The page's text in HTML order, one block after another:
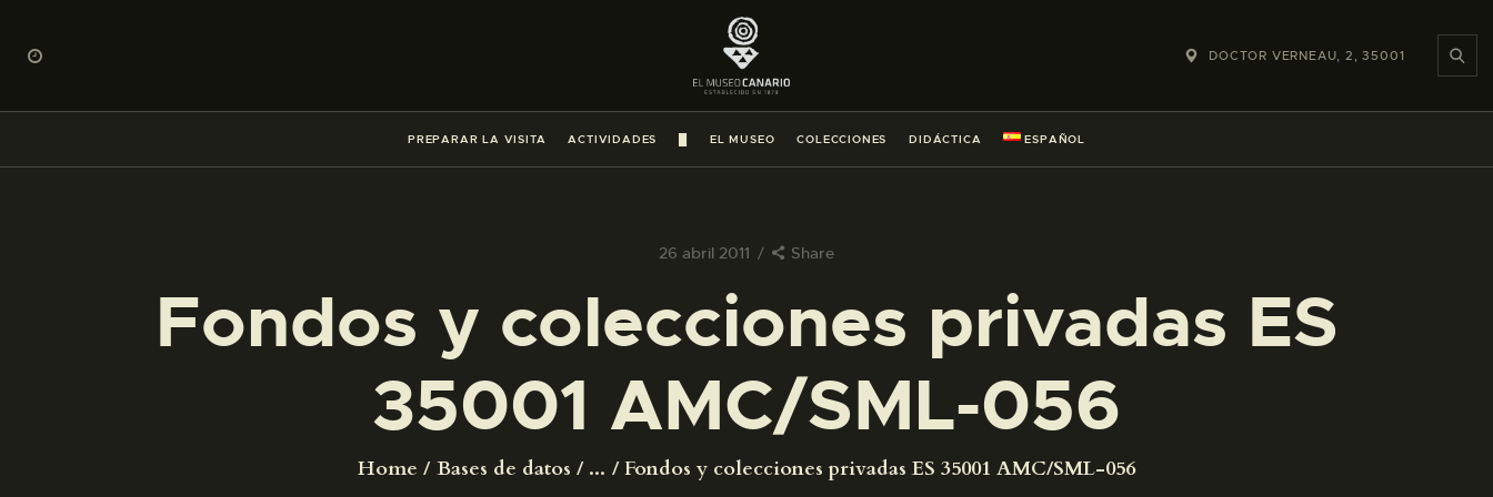
DOCTOR VERNEAU, 2, 35001
PREPARAR LA VISITA ACTIVIDADES EL MUSEO COLECCIONES DIDÁCTICA ESPAÑOL
26 abril 2011 Share
Fondos y colecciones privadas ES
35001 AMC/SML-056
Home Bases de datos ... Fondos y colecciones privadas ES 35001 AMC/SML-056
PREPARAR LA VISITA
ACTIVIDADES
█
COLECCIONES
DIDÁCTICA
ESPAÑOL